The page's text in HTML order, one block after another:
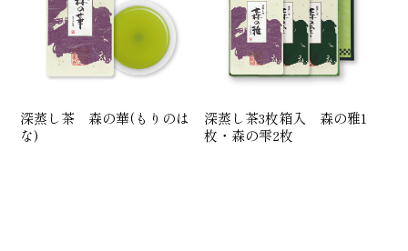
深蒸し茶 森の華(もりのは
な)
深蒸し茶3枚箱入 森の雅1
枚・森の雫2枚